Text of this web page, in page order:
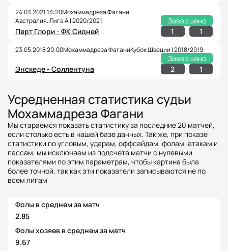
24.03.2021 13:20Мохаммадреза Фагани
Австралия. Лига А | 2020/2021
Завершено
Перт Глори - ФК Сидней
1 : 1
23.05.2018 20:00Мохаммадреза ФаганиКубок Швеции | 2018/2019
Завершено
Энскеде - Соллентуна
2 : 1
Усредненная статистика судьи
Мохаммадреза Фагани
Мы стараемся показать статистику за последние 20 матчей,
если столько есть в нашей базе данных. Так же, при показе
статистики по угловым, ударам, оффсайдам, фолам, атакам и
пассам, мы исключаем из подсчета матчи с нулевыми
показателями по этим параметрам, чтобы картина была
более точной, так как эти показатели записываются не по
всем лигам
Фолы в среднем за матч
2.85
Фолы хозяев в среднем за матч
9.67